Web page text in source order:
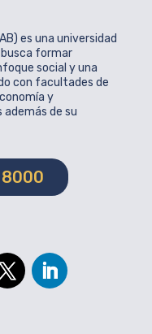
es una universidad
busca formar
social y una
con facultades de
y
además de su